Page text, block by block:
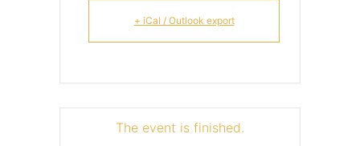
+ iCal / Outlook export
The event is finished.